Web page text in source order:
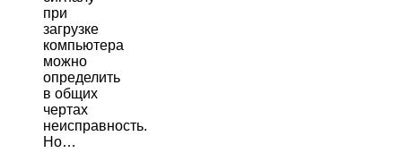
при
загрузке
компьютера
можно
определить
в общих
чертах
неисправность.
Но…